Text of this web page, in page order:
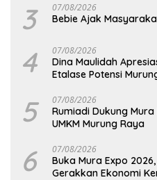
3 07/08/2026
Bebie Ajak
4 07/08/2026
Dina Maulidah
Etalase Potensi
5 07/08/2026
Rumiadi Dukung
UMKM Murung Raya
6 07/08/2026
Buka Mura Expo
Gerakkan Ekonomi